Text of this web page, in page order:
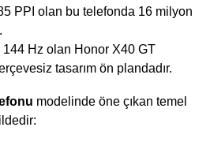
PPI olan bu telefonda 16 milyon
Hz olan Honor X40 GT
tasarım ön plandadır.
modelinde öne çıkan temel